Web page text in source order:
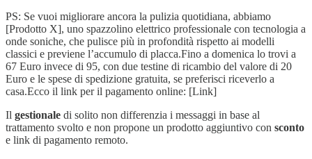
PS: Se vuoi migliorare ancora la pulizia quotidiana, abbiamo
[Prodotto X], uno spazzolino elettrico professionale con tecnologia a
onde soniche, che pulisce più in profondità rispetto ai modelli
classici e previene l’accumulo di placca.Fino a domenica lo trovi a
67 Euro invece di 95, con due testine di ricambio del valore di 20
Euro e le spese di spedizione gratuita, se preferisci riceverlo a
casa.Ecco il link per il pagamento online: [Link]
Il gestionale di solito non differenzia i messaggi in base al
trattamento svolto e non propone un prodotto aggiuntivo con sconto
e link di pagamento remoto.